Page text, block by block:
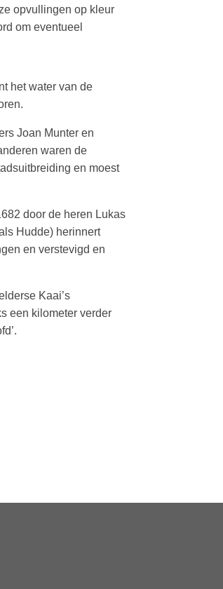
opvullingen op kleur
om eventueel
het water van de
Joan Munter en
waren de
en moest
door de heren Lukas
Hudde) herinnert
en verstevigd en
Kaai’s
een kilometer verder